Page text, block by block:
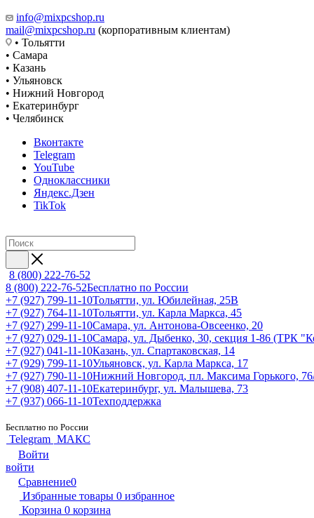
info@mixpcshop.ru
mail@mixpcshop.ru (корпоративным клиентам)
• Тольятти
• Самара
• Казань
• Ульяновск
• Нижний Новгород
• Екатеринбург
• Челябинск
Вконтакте
Telegram
YouTube
Одноклассники
Яндекс.Дзен
TikTok
8 (800) 222-76-52
8 (800) 222-76-52Бесплатно по России
+7 (927) 799-11-10Тольятти, ул. Юбилейная, 25В
+7 (927) 764-11-10Тольятти, ул. Карла Маркса, 45
+7 (927) 299-11-10Самара, ул. Антонова-Овсеенко, 20
+7 (927) 029-11-10Самара, ул. Дыбенко, 30, секция 1-86 (ТРК
+7 (927) 041-11-10Казань, ул. Спартаковская, 14
+7 (929) 799-11-10Ульяновск, ул. Карла Маркса, 17
+7 (927) 790-11-10Нижний Новгород, пл. Максима Горького,
+7 (908) 407-11-10Екатеринбург, ул. Малышева, 73
+7 (937) 066-11-10Техподдержка
Бесплатно по России
Telegram МАКС
Войти
войти
Сравнение0
Избранные товары 0 избранное
Корзина 0 корзина